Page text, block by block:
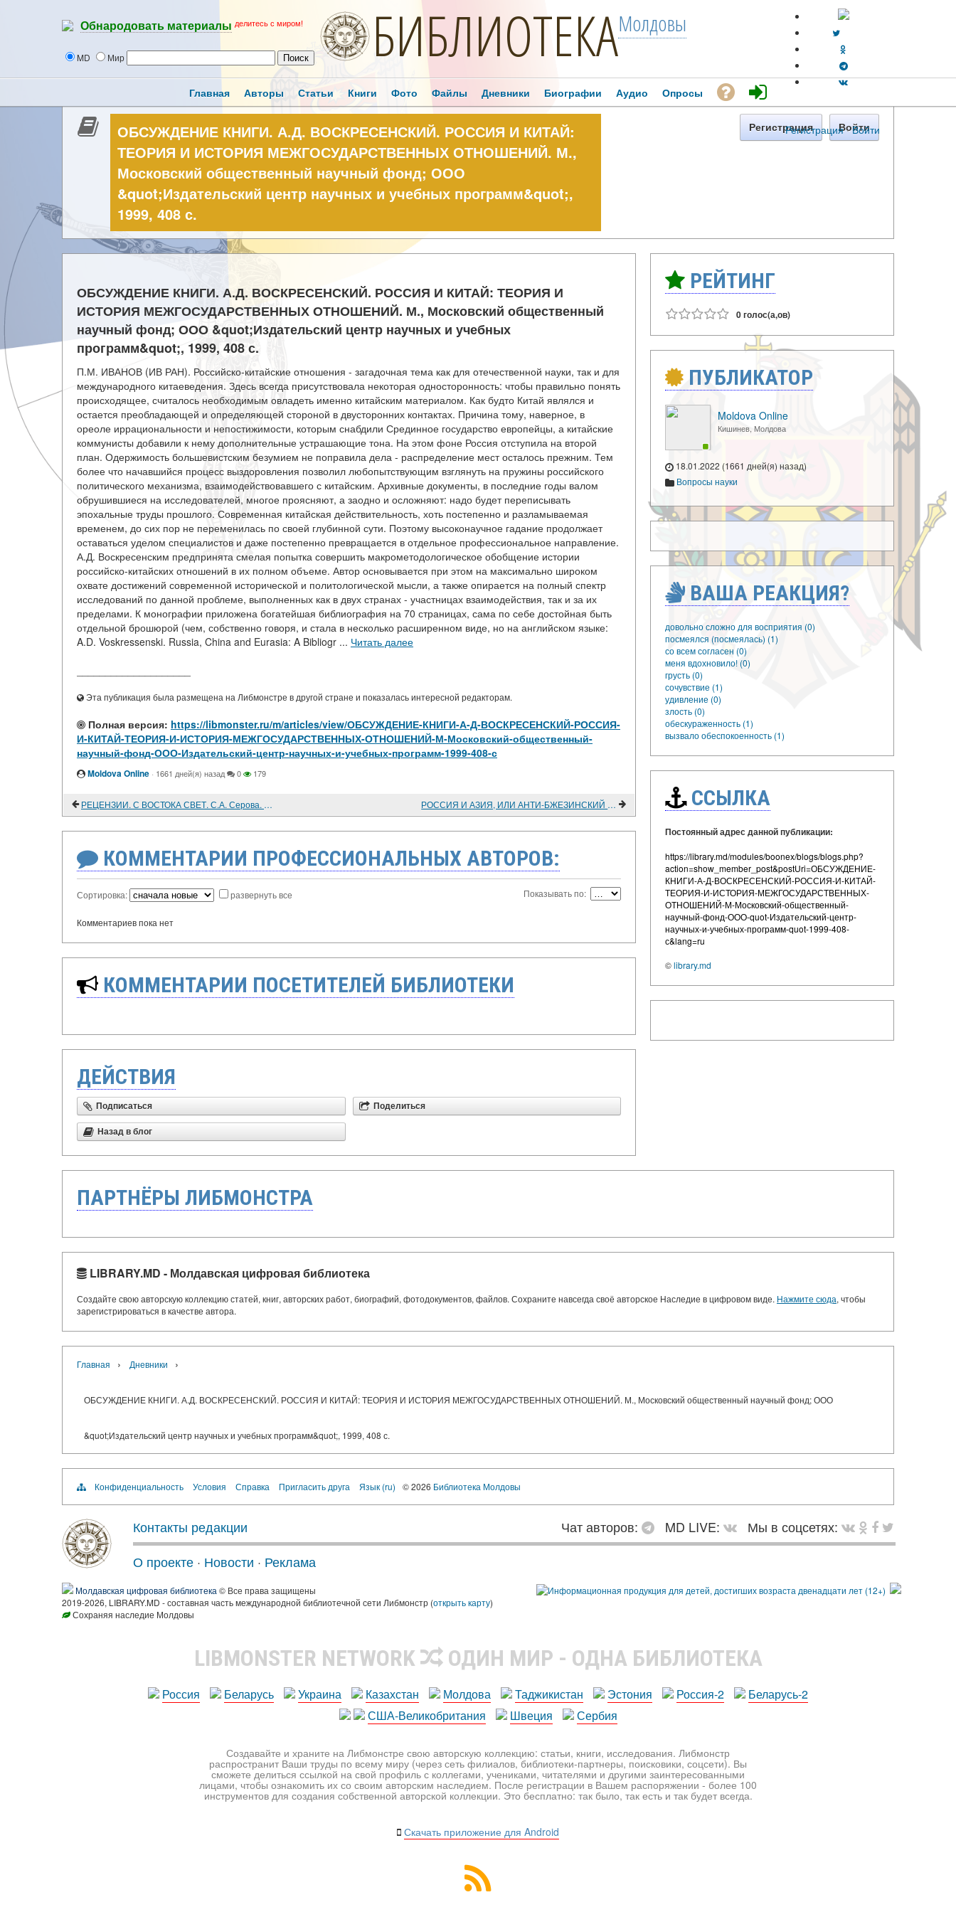
Обнародовать материалы делитесь с миром!
MD Мир БИБЛИОТЕКАМолдовы
Регистрация · Войти
Главная Авторы Статьи Книги Фото Файлы Дневники Биографии Аудио Опросы
ОБСУЖДЕНИЕ КНИГИ. А.Д. ВОСКРЕСЕНСКИЙ. РОССИЯ И КИТАЙ:
ТЕОРИЯ И ИСТОРИЯ МЕЖГОСУДАРСТВЕННЫХ ОТНОШЕНИЙ. М.,
Московский общественный научный фонд; ООО
&quot;Издательский центр научных и учебных программ&quot;,
1999, 408 с.
Регистрация Войти
ОБСУЖДЕНИЕ КНИГИ. А.Д. ВОСКРЕСЕНСКИЙ. РОССИЯ И КИТАЙ: ТЕОРИЯ И
ИСТОРИЯ МЕЖГОСУДАРСТВЕННЫХ ОТНОШЕНИЙ. М., Московский общественный
научный фонд; ООО &quot;Издательский центр научных и учебных
программ&quot;, 1999, 408 с.
П.М. ИВАНОВ (ИВ РАН). Российско-китайские отношения - загадочная тема как для отечественной науки, так и для
международного китаеведения. Здесь всегда присутствовала некоторая односторонность: чтобы правильно понять
происходящее, считалось необходимым овладеть именно китайским материалом. Как будто Китай являлся и
остается преобладающей и определяющей стороной в двусторонних контактах. Причина тому, наверное, в
ореоле иррациональности и непостижимости, которым снабдили Срединное государство европейцы, а китайские
коммунисты добавили к нему дополнительные устрашающие тона. На этом фоне Россия отступила на второй
план. Одержимость большевистским безумием не поправила дела - распределение мест осталось прежним. Тем
более что начавшийся процесс выздоровления позволил любопытствующим взглянуть на пружины российского
политического механизма, взаимодействовавшего с китайским. Архивные документы, в последние годы валом
обрушившиеся на исследователей, многое проясняют, а заодно и осложняют: надо будет переписывать
эпохальные труды прошлого. Современная китайская действительность, хоть постепенно и разламываемая
временем, до сих пор не переменилась по своей глубинной сути. Поэтому высоконаучное гадание продолжает
оставаться уделом специалистов и даже постепенно превращается в отдельное профессиональное направление.
А.Д. Воскресенским предпринята смелая попытка совершить макрометодологическое обобщение истории
российско-китайских отношений в их полном объеме. Автор основывается при этом на максимально широком
охвате достижений современной исторической и политологической мысли, а также опирается на полный спектр
исследований по данной проблеме, выполненных как в двух странах - участницах взаимодействия, так и за их
пределами. К монографии приложена богатейшая библиография на 70 страницах, сама по себе достойная быть
отдельной брошюрой (чем, собственно говоря, и стала в несколько расширенном виде, но на английском языке:
A.D. Voskressenski. Russia, China and Eurasia: A Bibliogr ... Читать далее
Эта публикация была размещена на Либмонстре в другой стране и показалась интересной редакторам.
Полная версия: https://libmonster.ru/m/articles/view/ОБСУЖДЕНИЕ-КНИГИ-А-Д-ВОСКРЕСЕНСКИЙ-РОССИЯ-
И-КИТАЙ-ТЕОРИЯ-И-ИСТОРИЯ-МЕЖГОСУДАРСТВЕННЫХ-ОТНОШЕНИЙ-М-Московский-общественный-
научный-фонд-ООО-Издательский-центр-научных-и-учебных-программ-1999-408-с
Moldova Online · 1661 дней(я) назад 0 179
РЕЦЕНЗИИ. С ВОСТОКА СВЕТ. С.А. Серова. Театральная культура серебряного века в России и художественные традиции Востока (Китай, Япония, Индия). М., Институт востоковедения РАН, 1999, 219с. РОССИЯ И АЗИЯ, ИЛИ АНТИ-БЖЕЗИНСКИЙ (ОЧЕРК ГЕОПОЛИТИКИ 2000 ГОДА)
КОММЕНТАРИИ ПРОФЕССИОНАЛЬНЫХ АВТОРОВ:
Сортировка: развернуть все Показывать по:
Комментариев пока нет
КОММЕНТАРИИ ПОСЕТИТЕЛЕЙ БИБЛИОТЕКИ
ДЕЙСТВИЯ
Подписаться Поделиться
Назад в блог
РЕЙТИНГ
0 голос(а,ов)
ПУБЛИКАТОР
Moldova Online
Кишинев, Молдова
18.01.2022 (1661 дней(я) назад)
Вопросы науки
ВАША РЕАКЦИЯ?
довольно сложно для восприятия (0)
посмеялся (посмеялась) (1)
со всем согласен (0)
меня вдохновило! (0)
грусть (0)
сочувствие (1)
удивление (0)
злость (0)
обескураженность (1)
вызвало обеспокоенность (1)
ССЫЛКА
Постоянный адрес данной публикации:
https://library.md/modules/boonex/blogs/blogs.php?
action=show_member_post&postUri=ОБСУЖДЕНИЕ-
КНИГИ-А-Д-ВОСКРЕСЕНСКИЙ-РОССИЯ-И-КИТАЙ-
ТЕОРИЯ-И-ИСТОРИЯ-МЕЖГОСУДАРСТВЕННЫХ-
ОТНОШЕНИЙ-М-Московский-общественный-
научный-фонд-ООО-quot-Издательский-центр-
научных-и-учебных-программ-quot-1999-408-
с&lang=ru
©library.md
ПАРТНЁРЫ ЛИБМОНСТРА
LIBRARY.MD - Молдавская цифровая библиотека
Создайте свою авторскую коллекцию статей, книг, авторских работ, биографий, фотодокументов, файлов. Сохраните навсегда своё авторское Наследие в цифровом виде. Нажмите сюда, чтобы
зарегистрироваться в качестве автора.
Главная › Дневники ›
ОБСУЖДЕНИЕ КНИГИ. А.Д. ВОСКРЕСЕНСКИЙ. РОССИЯ И КИТАЙ: ТЕОРИЯ И ИСТОРИЯ МЕЖГОСУДАРСТВЕННЫХ ОТНОШЕНИЙ. М., Московский общественный научный фонд; ООО
&quot;Издательский центр научных и учебных программ&quot;, 1999, 408 с.
Конфиденциальность Условия Справка Пригласить друга Язык (ru) © 2026 Библиотека Молдовы
Контакты редакции Чат авторов: MD LIVE:
Мы в соцсетях:
О проекте · Новости · Реклама
Молдавская цифровая библиотека © Все права защищены
2019-2026, LIBRARY.MD - составная часть международной библиотечной сети Либмонстр (открыть карту)
Сохраняя наследие Молдовы
LIBMONSTER NETWORK ОДИН МИР - ОДНА БИБЛИОТЕКА
Россия Беларусь Украина Казахстан Молдова Таджикистан Эстония Россия-2
Беларусь-2
США-Великобритания
Швеция Сербия
Создавайте и храните на Либмонстре свою авторскую коллекцию: статьи, книги, исследования. Либмонстр
распространит Ваши труды по всему миру (через сеть филиалов, библиотеки-партнеры, поисковики, соцсети). Вы
сможете делиться ссылкой на свой профиль с коллегами, учениками, читателями и другими заинтересованными
лицами, чтобы ознакомить их со своим авторским наследием. После регистрации в Вашем распоряжении - более 100
инструментов для создания собственной авторской коллекции. Это бесплатно: так было, так есть и так будет всегда.
Скачать приложение для Android